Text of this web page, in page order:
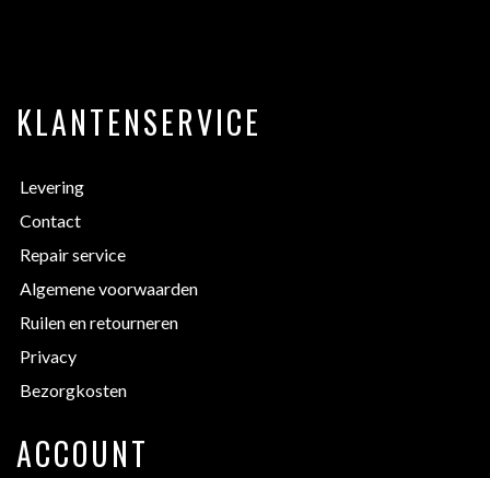
KLANTENSERVICE
Levering
Contact
Repair service
Algemene voorwaarden
Ruilen en retourneren
Privacy
Bezorgkosten
ACCOUNT